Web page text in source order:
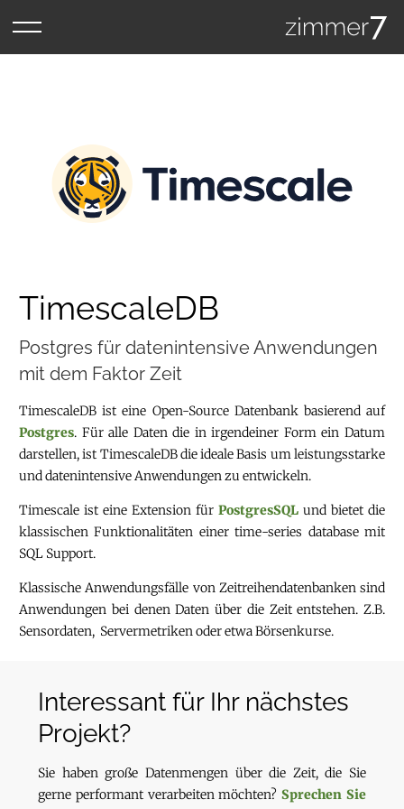
TimescaleDB
Postgres für datenintensive Anwendungen
mit dem Faktor Zeit
TimescaleDB ist eine Open-Source Datenbank basierend auf
Postgres. Für alle Daten die in irgendeiner Form ein Datum
darstellen, ist TimescaleDB die ideale Basis um leistungsstarke
und datenintensive Anwendungen zu entwickeln.
Timescale ist eine Extension für PostgresSQL und bietet die
klassischen Funktionalitäten einer time-series database mit
SQL Support.
Klassische Anwendungsfälle von Zeitreihendatenbanken sind
Anwendungen bei denen Daten über die Zeit entstehen. Z.B.
Sensordaten, Servermetriken oder etwa Börsenkurse.
Interessant für Ihr nächstes
Projekt?
Sie haben große Datenmengen über die Zeit, die Sie
gerne performant verarbeiten möchten?Sprechen Sie